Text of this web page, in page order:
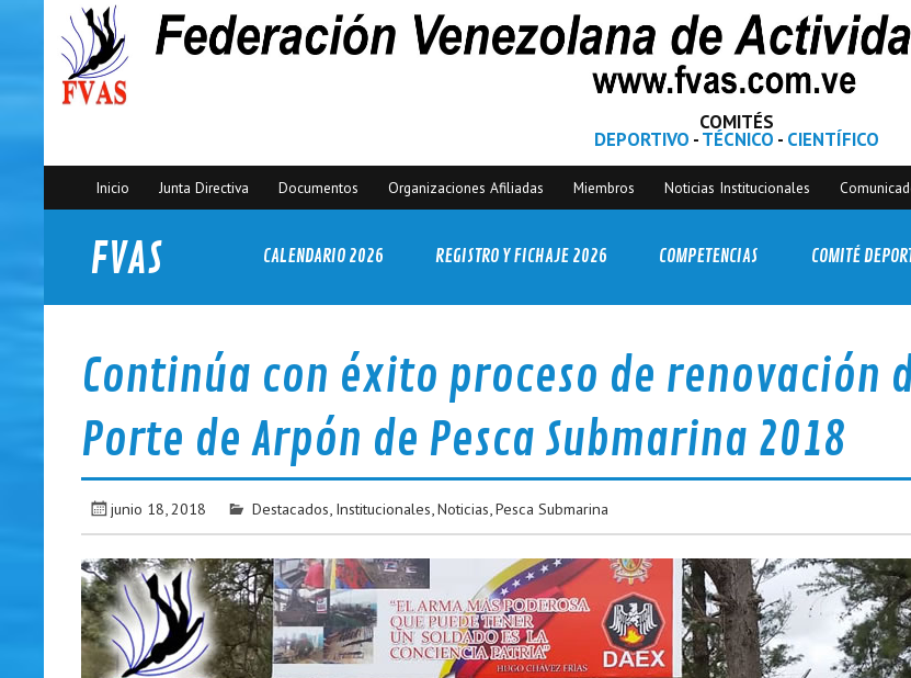
COMITÉS
DEPORTIVO -TÉCNICO - CIENTÍFICO
Inicio Junta Directiva Documentos Organizaciones Afiliadas Miembros Noticias Institucionales
FVAS
Federación Venezolana de Actividades Subacuáticas
CALENDARIO 2026 REGISTRO Y FICHAJE 2026 COMPETENCIAS COMITÉ
Continúa con éxito proceso de renovación
Porte de Arpón de Pesca Submarina 2018
junio 18, 2018 Destacados Institucionales ,Noticias ,Pesca Submarina